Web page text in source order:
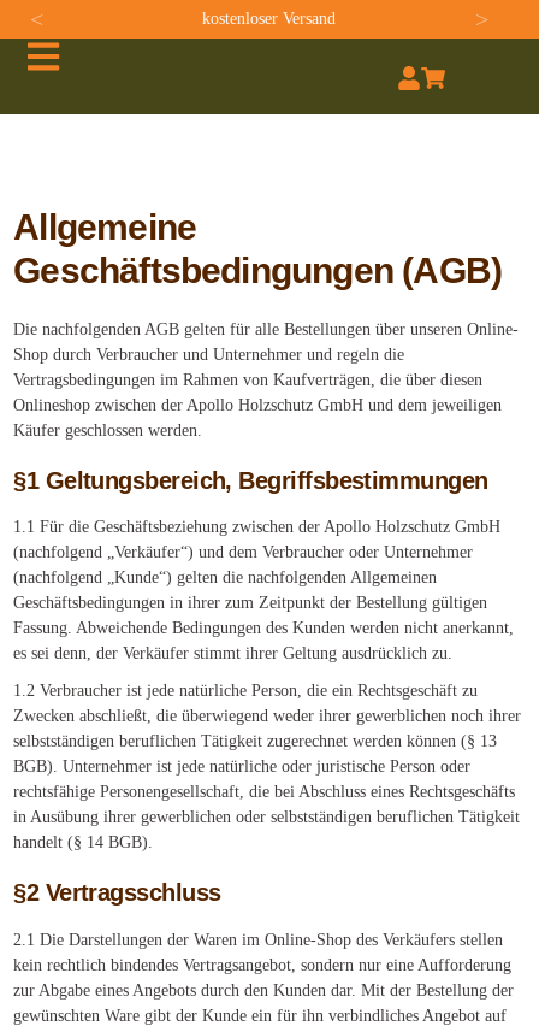
< kostenloser Versand >
Allgemeine
Geschäftsbedingungen (AGB)
Die nachfolgenden AGB gelten für alle Bestellungen über unseren Online-
Shop durch Verbraucher und Unternehmer und regeln die
Vertragsbedingungen im Rahmen von Kaufverträgen, die über diesen
Onlineshop zwischen der Apollo Holzschutz GmbH und dem jeweiligen
Käufer geschlossen werden.
§1 Geltungsbereich, Begriffsbestimmungen
1.1 Für die Geschäftsbeziehung zwischen der Apollo Holzschutz GmbH
(nachfolgend „Verkäufer“) und dem Verbraucher oder Unternehmer
(nachfolgend „Kunde“) gelten die nachfolgenden Allgemeinen
Geschäftsbedingungen in ihrer zum Zeitpunkt der Bestellung gültigen
Fassung. Abweichende Bedingungen des Kunden werden nicht anerkannt,
es sei denn, der Verkäufer stimmt ihrer Geltung ausdrücklich zu.
1.2 Verbraucher ist jede natürliche Person, die ein Rechtsgeschäft zu
Zwecken abschließt, die überwiegend weder ihrer gewerblichen noch ihrer
selbstständigen beruflichen Tätigkeit zugerechnet werden können (§ 13
BGB). Unternehmer ist jede natürliche oder juristische Person oder
rechtsfähige Personengesellschaft, die bei Abschluss eines Rechtsgeschäfts
in Ausübung ihrer gewerblichen oder selbstständigen beruflichen Tätigkeit
handelt (§ 14 BGB).
§2 Vertragsschluss
2.1 Die Darstellungen der Waren im Online-Shop des Verkäufers stellen
kein rechtlich bindendes Vertragsangebot, sondern nur eine Aufforderung
zur Abgabe eines Angebots durch den Kunden dar. Mit der Bestellung der
gewünschten Ware gibt der Kunde ein für ihn verbindliches Angebot auf